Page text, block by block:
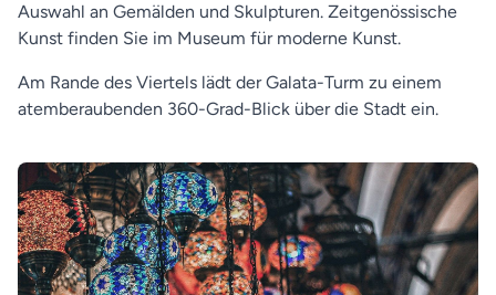
Auswahl an Gemälden und Skulpturen. Zeitgenössische
Kunst finden Sie im Museum für moderne Kunst.
Am Rande des Viertels lädt der Galata-Turm zu einem
atemberaubenden 360-Grad-Blick über die Stadt ein.